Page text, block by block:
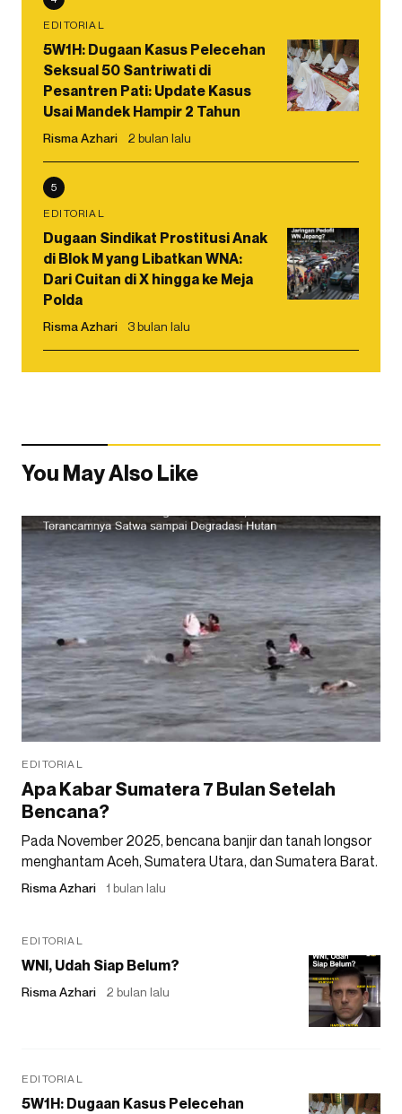
EDITORIAL
5W1H: Dugaan Kasus Pelecehan
Seksual 50 Santriwati di
Pesantren Pati: Update Kasus
Usai Mandek Hampir 2 Tahun
Risma Azhari 2 bulan lalu
5
EDITORIAL
Dugaan Sindikat Prostitusi Anak
di Blok M yang Libatkan WNA:
Dari Cuitan di X hingga ke Meja
Polda
Risma Azhari 3 bulan lalu
You May Also Like
EDITORIAL
Apa Kabar Sumatera 7 Bulan Setelah
Bencana?
Pada November 2025, bencana banjir dan tanah longsor
menghantam Aceh, Sumatera Utara, dan Sumatera Barat.
Risma Azhari 1 bulan lalu
EDITORIAL
WNI, Udah Siap Belum?
Risma Azhari 2 bulan lalu
EDITORIAL
5W1H: Dugaan Kasus Pelecehan